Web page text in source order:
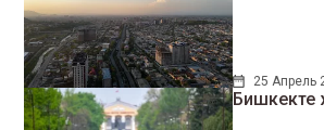
25 Апрель
Бишкекте